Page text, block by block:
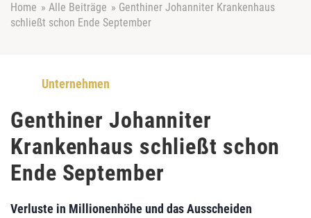
Home » Alle Beiträge » Genthiner Johanniter Krankenhaus
schließt schon Ende September
Unternehmen
Genthiner Johanniter
Krankenhaus schließt schon
Ende September
Verluste in Millionenhöhe und dasAusscheiden